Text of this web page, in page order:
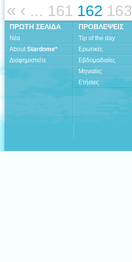
« ‹ ... 161 162 163
ΠΡΩΤΗ ΣΕΛΙΔΑ
Νέα
AboutStardome*
Διαφημιστείτε
ΠΡΟΒΛΕΨΕΙΣ
Tip of the day
Ερωτικές
Εβδομαδιαίες
Μηνιαίες
Ετήσιες